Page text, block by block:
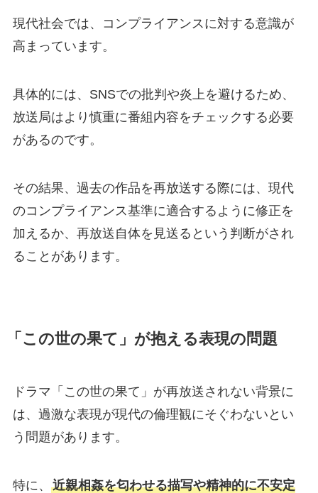
現代社会では、コンプライアンスに対する意識が
高まっています。
具体的には、SNSでの批判や炎上を避けるため、
放送局はより慎重に番組内容をチェックする必要
があるのです。
その結果、過去の作品を再放送する際には、現代
のコンプライアンス基準に適合するように修正を
加えるか、再放送自体を見送るという判断がされ
ることがあります。
「この世の果て」が抱える表現の問題
ドラマ「この世の果て」が再放送されない背景に
は、過激な表現が現代の倫理観にそぐわないとい
う問題があります。
特に、 近親相姦を匂わせる描写や精神的に不安定